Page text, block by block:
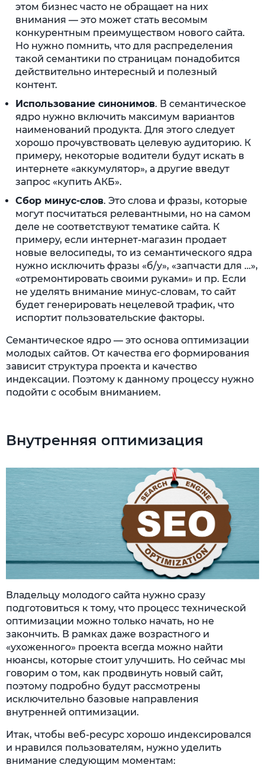
этом бизнес часто не обращает на них
внимания — это может стать весомым
конкурентным преимуществом нового сайта.
Но нужно помнить, что для распределения
такой семантики по страницам понадобится
действительно интересный и полезный
контент.
Использование синонимов. В семантическое
ядро нужно включить максимум вариантов
наименований продукта. Для этого следует
хорошо прочувствовать целевую аудиторию. К
примеру, некоторые водители будут искать в
интернете «аккумулятор», а другие введут
запрос «купить АКБ».
Сбор минус-слов. Это слова и фразы, которые
могут посчитаться релевантными, но на самом
деле не соответствуют тематике сайта. К
примеру, если интернет-магазин продает
новые велосипеды, то из семантического ядра
нужно исключить фразы «б/у», «запчасти для …»,
«отремонтировать своими руками» и пр. Если
не уделять внимание минус-словам, то сайт
будет генерировать нецелевой трафик, что
испортит пользовательские факторы.
Семантическое ядро — это основа оптимизации
молодых сайтов. От качества его формирования
зависит структура проекта и качество
индексации. Поэтому к данному процессу нужно
подойти с особым вниманием.
Внутренняя оптимизация
Владельцу молодого сайта нужно сразу
подготовиться к тому, что процесс технической
оптимизации можно только начать, но не
закончить. В рамках даже возрастного и
«ухоженного» проекта всегда можно найти
нюансы, которые стоит улучшить. Но сейчас мы
говорим о том, как продвинуть новый сайт,
поэтому подробно будут рассмотрены
исключительно базовые направления
внутренней оптимизации.
Итак, чтобы веб-ресурс хорошо индексировался
и нравился пользователям, нужно уделить
внимание следующим моментам: